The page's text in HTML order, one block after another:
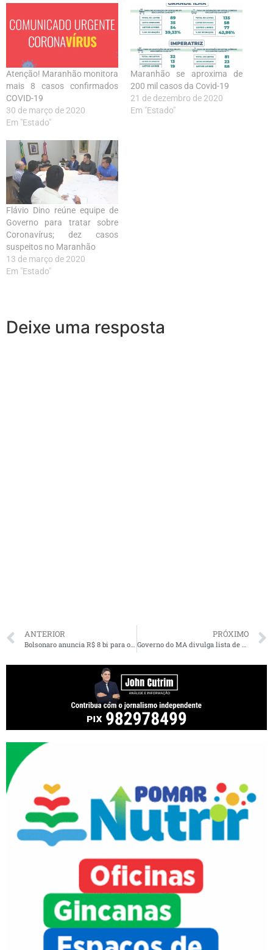
Atenção! Maranhão monitora
mais 8 casos confirmados
COVID-19
30 de março de 2020
Em "Estado"
Maranhão se aproxima de
200 mil casos da Covid-19
21 de dezembro de 2020
Em "Estado"
Flávio Dino reúne equipe de
Governo para tratar sobre
Coronavírus; dez casos
suspeitos no Maranhão
13 de março de 2020
Em "Estado"
Deixe uma resposta
ANTERIOR PRÓXIMO